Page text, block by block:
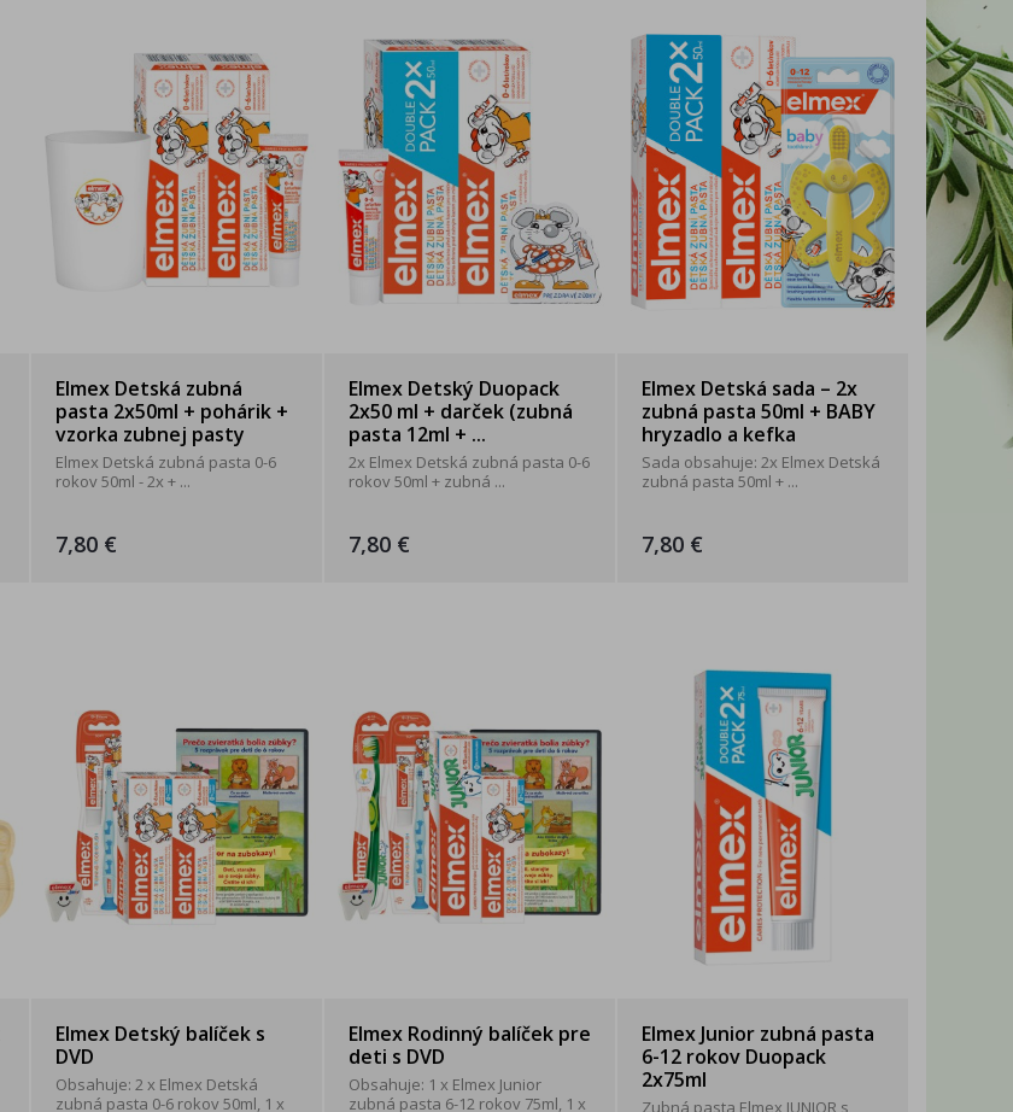
Elmex Detská zubná
pasta 2x50ml + pohárik +
vzorka zubnej pasty
Elmex Detská zubná pasta 0-6
rokov 50ml - 2x + ...
7,80 €
Elmex Detský Duopack
2x50 ml + darček (zubná
pasta 12ml + ...
2x Elmex Detská zubná pasta 0-6
rokov 50ml + zubná ...
7,80 €
Elmex Detská sada – 2x
zubná pasta 50ml + BABY
hryzadlo a kefka
Sada obsahuje: 2x Elmex Detská
zubná pasta 50ml + ...
7,80 €
Elmex Detský balíček s
DVD
Obsahuje: 2 x Elmex Detská
zubná pasta 0-6 rokov 50ml, 1 x
Elmex Rodinný balíček pre
deti s DVD
Obsahuje: 1 x Elmex Junior
zubná pasta 6-12 rokov 75ml, 1 x
Elmex Junior zubná pasta
6-12 rokov Duopack
2x75ml
Zubná pasta Elmex JUNIOR s